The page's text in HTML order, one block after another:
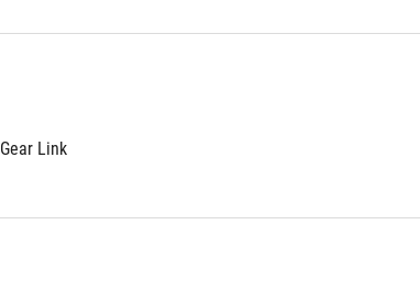
Gear Link